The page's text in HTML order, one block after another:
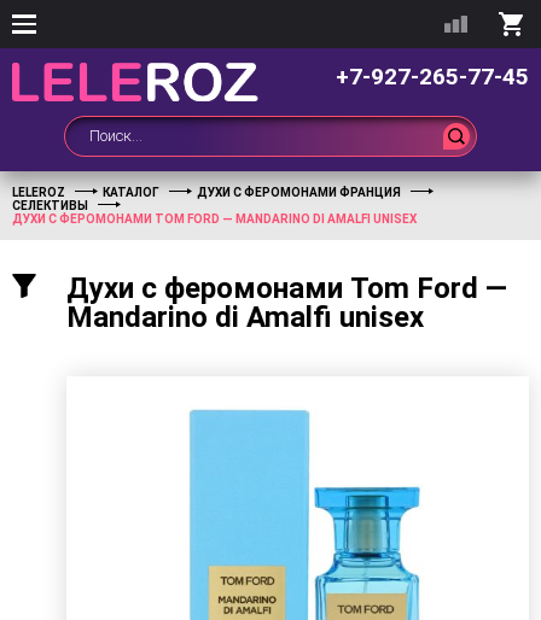
+7-927-265-77-45
LELEROZ КАТАЛОГ
ДУХИ С ФЕРОМОНАМИ ФРАНЦИЯ
СЕЛЕКТИВЫ
ДУХИ С ФЕРОМОНАМИ TOM FORD — MANDARINO DI AMALFI UNISEX
Духи с феромонами Tom Ford —
Mandarino di Amalfi unisex